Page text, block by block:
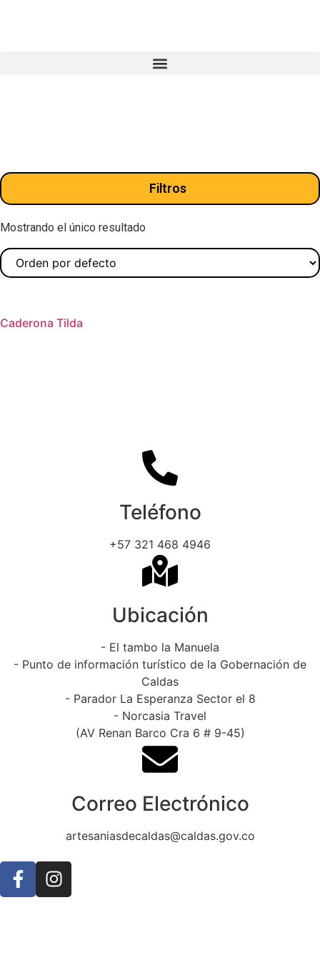
Filtros
Mostrando el único resultado
Caderona Tilda
Teléfono
+57 321 468 4946
Ubicación
- El tambo la Manuela
- Punto de información turístico de la Gobernación de
Caldas
- Parador La Esperanza Sector el 8
- Norcasia Travel
(AV Renan Barco Cra 6 # 9-45)
Correo Electrónico
artesaniasdecaldas@caldas.gov.co